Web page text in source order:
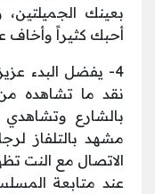
بعينك
أحبك كثيراً وأخاف
4- يفضل البدء
نقد ما تشاهده
بالشارع وتشاهدي
مشهد بالتلفاز
الاتصال مع النت
عند متابعة